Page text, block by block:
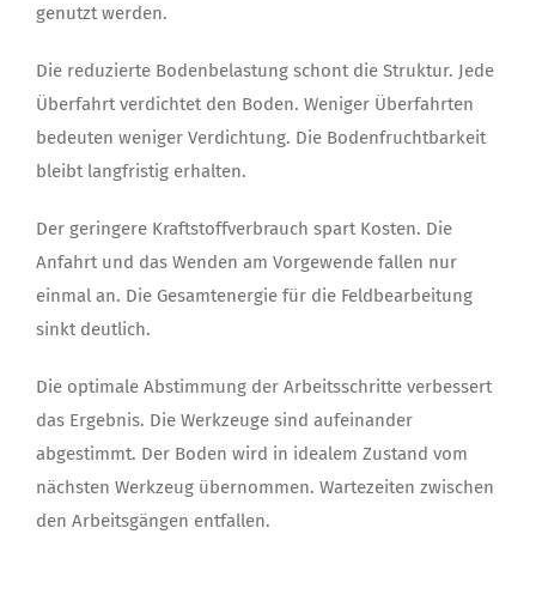
genutzt werden.
Die reduzierte Bodenbelastung schont die Struktur. Jede
Überfahrt verdichtet den Boden. Weniger Überfahrten
bedeuten weniger Verdichtung. Die Bodenfruchtbarkeit
bleibt langfristig erhalten.
Der geringere Kraftstoffverbrauch spart Kosten. Die
Anfahrt und das Wenden am Vorgewende fallen nur
einmal an. Die Gesamtenergie für die Feldbearbeitung
sinkt deutlich.
Die optimale Abstimmung der Arbeitsschritte verbessert
das Ergebnis. Die Werkzeuge sind aufeinander
abgestimmt. Der Boden wird in idealem Zustand vom
nächsten Werkzeug übernommen. Wartezeiten zwischen
den Arbeitsgängen entfallen.